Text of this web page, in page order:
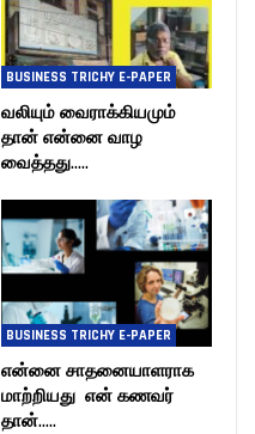
BUSINESS TRICHY E-PAPER
வலியும் வைராக்கியமும்
தான் என்னை வாழ
வைத்தது…..
BUSINESS TRICHY E-PAPER
என்னை சாதனையாளராக
மாற்றியது என் கணவர்
தான்…..